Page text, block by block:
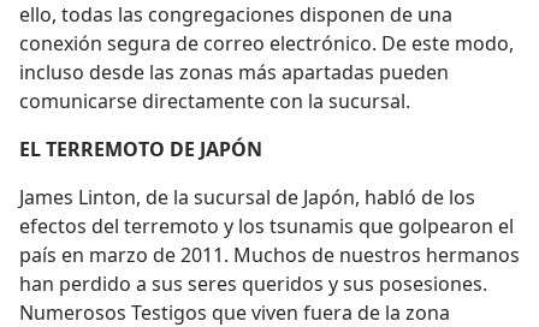
ello, todas las congregaciones disponen de una
conexión segura de correo electrónico. De este modo,
incluso desde las zonas más apartadas pueden
comunicarse directamente con la sucursal.
EL TERREMOTO DE JAPÓN
James Linton, de la sucursal de Japón, habló de los
efectos del terremoto y los tsunamis que golpearon el
país en marzo de 2011. Muchos de nuestros hermanos
han perdido a sus seres queridos y sus posesiones.
Numerosos Testigos que viven fuera de la zona